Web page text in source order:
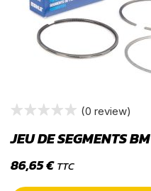
(0 review)
JEU DE SEGMENTS
86,65€ TTC